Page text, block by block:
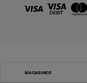
MAGASINER